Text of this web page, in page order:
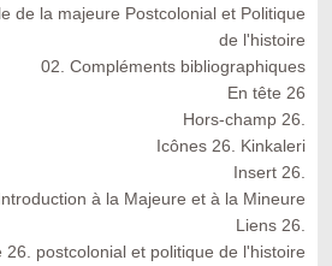
de la majeure Postcolonial et Politique
de l'histoire
02. Compléments bibliographiques
En tête 26
Hors-champ 26.
Icônes 26. Kinkaleri
Insert 26.
à la Majeure et à la Mineure
Liens 26.
26. postcolonial et politique de l'histoire